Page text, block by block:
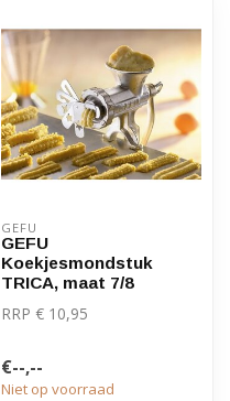
GEFU
GEFU
Koekjesmondstuk
TRICA, maat 7/8
RRP € 10,95
€--,--
Niet op voorraad